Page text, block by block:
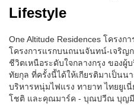
Lifestyle
One Altitude Residences โครงก
โครงการแรกบนถนนจันทน์-เจริญ
ชีวิตเหนือระดับใจกลางกรุง ของ
ทัยกุล ที่ครั้งนี้ได้ให้เกียรติมาเป็น
บริหารหนุ่มไฟแรง ทายาท ไทยยู
โชติ และคุณมาร์ค - บุณปวีณ บุญ